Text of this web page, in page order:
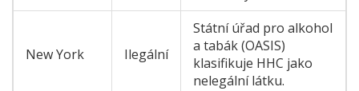
New York Ilegální
Státní úřad pro alkohol
a tabák (OASIS)
klasifikuje HHC jako
nelegální látku.